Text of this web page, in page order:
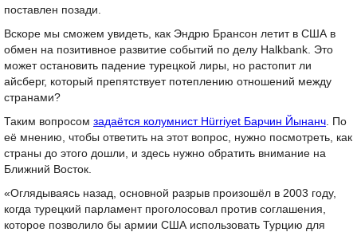
поставлен позади.
Вскоре мы сможем увидеть, как Эндрю Брансон летит в США в
обмен на позитивное развитие событий по делу Halkbank. Это
может остановить падение турецкой лиры, но растопит ли
айсберг, который препятствует потеплению отношений между
странами?
Таким вопросом задаётся колумнист Hürriyet Барчин Йынанч. По
её мнению, чтобы ответить на этот вопрос, нужно посмотреть, как
страны до этого дошли, и здесь нужно обратить внимание на
Ближний Восток.
«Оглядываясь назад, основной разрыв произошёл в 2003 году,
когда турецкий парламент проголосовал против соглашения,
которое позволило бы армии США использовать Турцию для